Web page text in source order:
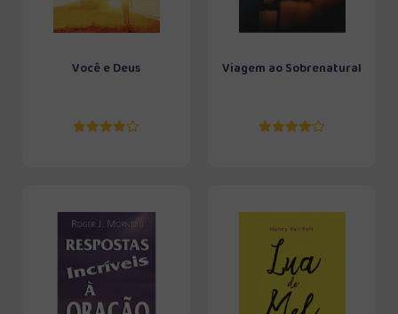
Você e Deus Viagem ao Sobrenatural